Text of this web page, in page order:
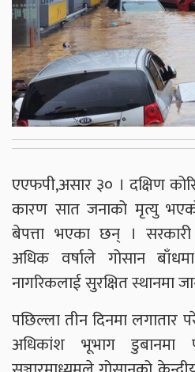
एएफपी,असार ३० । दक्षिण
कारण सात जनाको मृत्यु
बेपत्ता भएका छन् ।
अधिक वर्षाले गोसान
नागरिकलाई सुरक्षित स्थानमा
पछिल्ला तीन दिनमा लगातार
अधिकांश भूभाग